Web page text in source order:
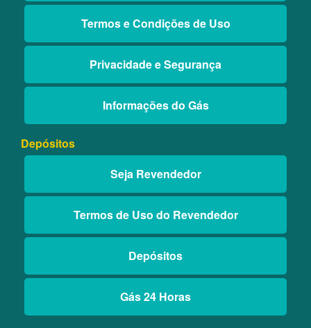
Termos e Condições de Uso
Privacidade e Segurança
Informações do Gás
Depósitos
Seja Revendedor
Termos de Uso do Revendedor
Depósitos
Gás 24 Horas